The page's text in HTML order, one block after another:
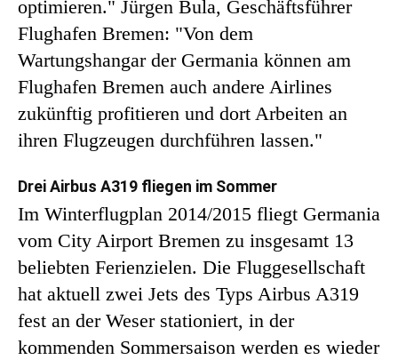
optimieren." Jürgen Bula, Geschäftsführer
Flughafen Bremen: "Von dem
Wartungshangar der Germania können am
Flughafen Bremen auch andere Airlines
zukünftig profitieren und dort Arbeiten an
ihren Flugzeugen durchführen lassen."
Drei Airbus A319 fliegen im Sommer
Im Winterflugplan 2014/2015 fliegt Germania
vom City Airport Bremen zu insgesamt 13
beliebten Ferienzielen. Die Fluggesellschaft
hat aktuell zwei Jets des Typs Airbus A319
fest an der Weser stationiert, in der
kommenden Sommersaison werden es wieder